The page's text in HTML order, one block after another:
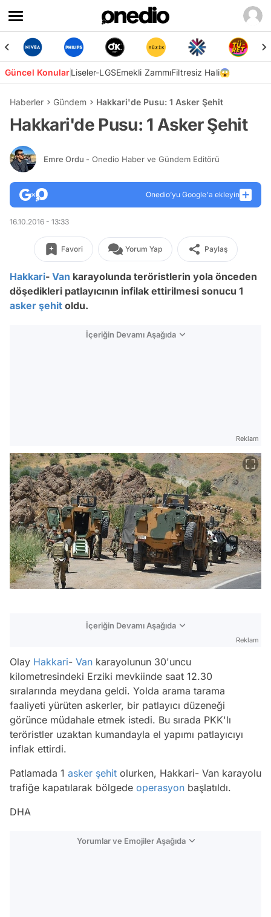
Güncel KonularLiseler-LGSEmekli ZammıFiltresiz Hali😱
Haberler Gündem Hakkari'de Pusu: 1 Asker Şehit
Hakkari'de Pusu: 1 Asker Şehit
Emre Ordu - Onedio Haber ve Gündem Editörü
Onedio’yu Google'a ekleyin
16.10.2016 - 13:33
Favori Yorum Yap Paylaş
Hakkari- Van karayolunda teröristlerin yola önceden
döşedikleri patlayıcının infilak ettirilmesi sonucu 1
asker şehit oldu.
İçeriğin Devamı Aşağıda
Reklam
İçeriğin Devamı Aşağıda
Reklam
Olay Hakkari- Van karayolunun 30'uncu
kilometresindeki Erziki mevkiinde saat 12.30
sıralarında meydana geldi. Yolda arama tarama
faaliyeti yürüten askerler, bir patlayıcı düzeneği
görünce müdahale etmek istedi. Bu sırada PKK'lı
teröristler uzaktan kumandayla el yapımı patlayıcıyı
inflak ettirdi.
Patlamada 1 asker şehit olurken, Hakkari- Van karayolu
trafiğe kapatılarak bölgede operasyon başlatıldı.
DHA
Yorumlar ve Emojiler Aşağıda